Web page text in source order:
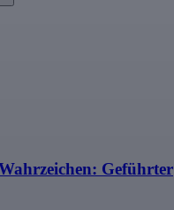
Geführter